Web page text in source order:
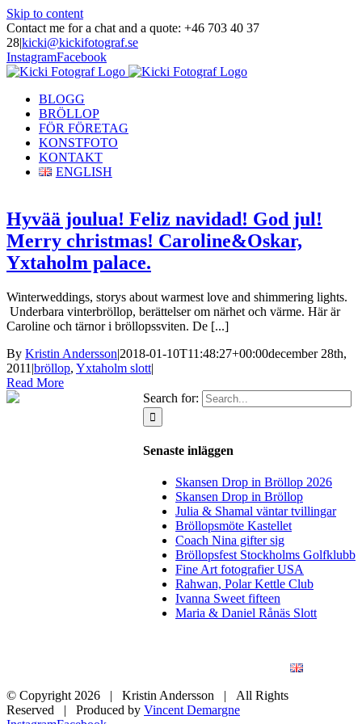
Skip to content
Contact me for a chat and a quote: +46 703 40 37
28|kicki@kickifotograf.se
InstagramFacebook
BLOGG
BRÖLLOP
FÖR FÖRETAG
KONSTFOTO
KONTAKT
ENGLISH
Hyvää joulua! Feliz navidad! God jul!
Merry christmas! Caroline&Oskar,
Yxtaholm palace.
Winterweddings, storys about warmest love and shimmering lights.
Underbara vinterbröllop, berättelser om närhet och värme. Här är
Caroline och tärnor i bröllopssviten. De [...]
By Kristin Andersson|2018-01-10T11:48:27+00:00december 28th,
2011 |bröllop, Yxtaholm slott|
Read More
Search for:
Senaste inläggen
Skansen Drop in Bröllop 2026
Skansen Drop in Bröllop
Julia & Shamal väntar tvillingar
Bröllopsmöte Kastellet
Coach Nina gifter sig
Bröllopsfest Stockholms Golfklubb
Fine Art fotografier USA
Rahwan, Polar Kettle Club
Ivanna Sweet fifteen
Maria & Daniel Rånäs Slott
© Copyright 2026 | Kristin Andersson | All Rights
Reserved | Produced by Vincent Demargne